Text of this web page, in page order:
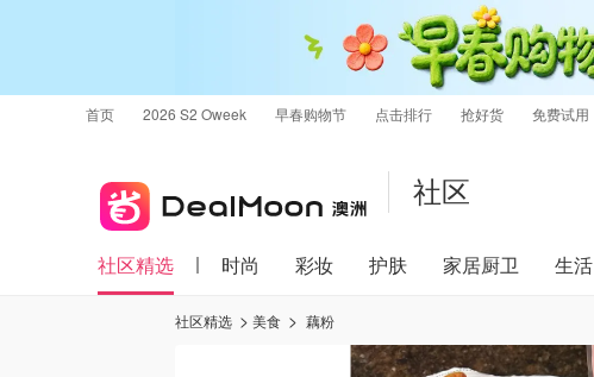
首页 2026 S2 Oweek 早春购物节 点击排行 抢好货 免费试用
社区
社区精选 时尚 彩妆 护肤 家居厨卫 生活
社区精选 美食 藕粉